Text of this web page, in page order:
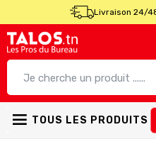
Livraison 24/
TOUS LES PRODUITS